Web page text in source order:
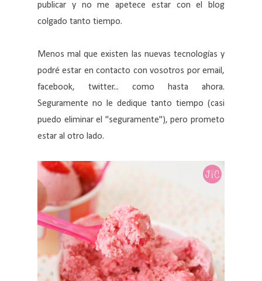
publicar y no me apetece estar con el blog
colgado tanto tiempo.
Menos mal que existen las nuevas tecnologías y
podré estar en contacto con vosotros por email,
facebook, twitter... como hasta ahora.
Seguramente no le dedique tanto tiempo (casi
puedo eliminar el "seguramente"), pero prometo
estar al otro lado.